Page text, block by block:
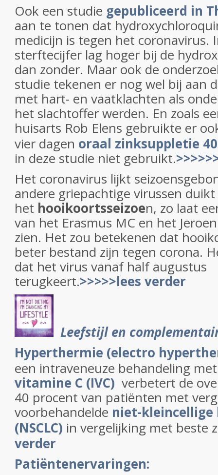
Ook een studie gepubliceerd in
aan te tonen dat
medicijn is tegen het coronavirus.
sterftecijfer lag hoger bij de
dan zonder. Maar ook de
studie tekenen er nog wel bij aan
met hart- en vaatklachten als
het slachtoffer werden. En zoals
huisarts Rob Elens gebruikte er
vier dagen oraal zinksuppletie
in deze studie niet gebruikt.
Het coronavirus lijkt
andere griepachtige virussen
het hooikoortsseizoen, zo laat
van het Erasmus MC en het
zien. Het zou betekenen dat
beter bestand zijn tegen corona.
dat het virus vanaf half augustus
terugkeert.>>>>>lees verder
Leefstijl en
Hyperthermie (electro
een intraveneuze behandeling
vitamine C (IVC) verbetert de
40 procent van patiënten met
voorbehandelde niet-
(NSCLC) in vergelijking met beste
verder
Patiëntenervaringen: